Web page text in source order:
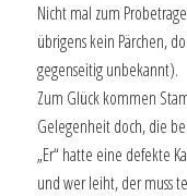
Nicht mal zum
übrigens kein Pärchen,
gegenseitig unbekannt).
Zum Glück kommen
Gelegenheit doch, die
„Er“ hatte eine defekte
und wer leiht, der muss